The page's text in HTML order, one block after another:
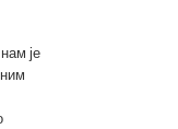
је